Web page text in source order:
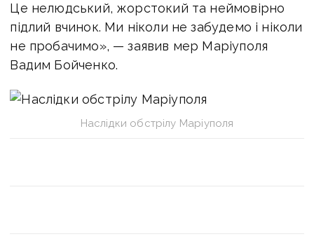
Це нелюдський, жорстокий та неймовірно
підлий вчинок. Ми ніколи не забудемо і ніколи
не пробачимо», — заявив мер Маріуполя
Вадим Бойченко.
Наслідки обстрілу Маріуполя